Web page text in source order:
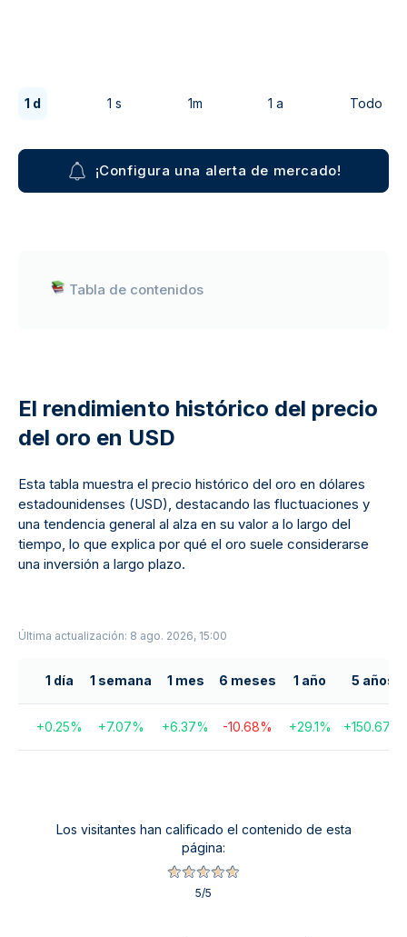
1 d 1 s 1m 1 a Todo
¡Configura una alerta de mercado!
Tabla de contenidos
El rendimiento histórico del precio
del oro en USD
Esta tabla muestra el precio histórico del oro en dólares
estadounidenses (USD), destacando las fluctuaciones y
una tendencia general al alza en su valor a lo largo del
tiempo, lo que explica por qué el oro suele considerarse
una inversión a largo plazo.
Última actualización: 8 ago. 2026, 15:00
1 día 1 semana 1 mes 6 meses 1 año 5 años
+0.25% +7.07% +6.37% -10.68% +29.1% +150.67
Los visitantes han calificado el contenido de esta
página:
5/5